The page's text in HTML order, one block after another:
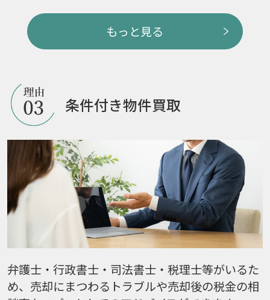
もっと見る
条件付き物件買取
弁護士・行政書士・司法書士・税理士等がいるた
め、売却にまつわるトラブルや売却後の税金の相